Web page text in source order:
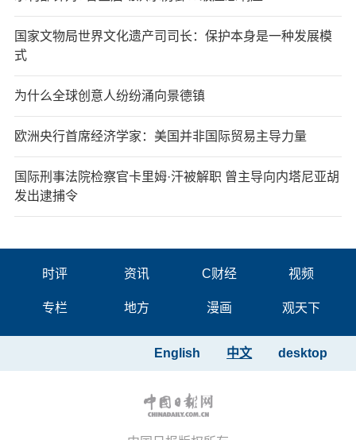
国家文物局世界文化遗产司司长：保护本身是一种发展模
式
为什么全球创意人纷纷涌向景德镇
欧洲央行首席经济学家：美国并非国际贸易主导力量
国际刑事法院检察官卡里姆·汗被解职 曾主导向内塔尼亚胡
发出逮捕令
时评 资讯 C财经 视频
专栏 地方 漫画 观天下
desktop
中文
English